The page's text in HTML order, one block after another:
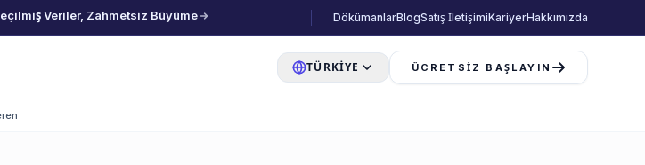
Veriler, Zahmetsiz Büyüme DökümanlarBlogSatış İletişimiKariyerHakkımızda
TÜRKIYE ÜCRETSIZ BAŞLAYIN